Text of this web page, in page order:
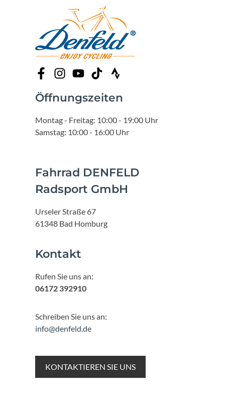
Öffnungszeiten
Montag - Freitag: 10:00 - 19:00 Uhr
Samstag: 10:00 - 16:00 Uhr
Fahrrad DENFELD
Radsport GmbH
Urseler Straße 67
61348 Bad Homburg
Kontakt
Rufen Sie uns an:
06172 392910
Schreiben Sie uns an:
info@denfeld.de
KONTAKTIEREN SIE UNS